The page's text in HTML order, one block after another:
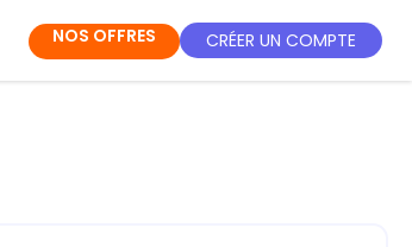
NOS OFFRES CRÉER UN COMPTE